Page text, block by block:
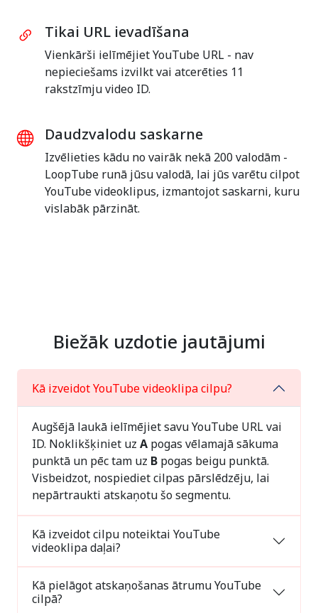
Tikai URL ievadīšana
Vienkārši ielīmējiet YouTube URL - nav
nepieciešams izvilkt vai atcerēties 11
rakstzīmju video ID.
Daudzvalodu saskarne
Izvēlieties kādu no vairāk nekā 200 valodām -
LoopTube runā jūsu valodā, lai jūs varētu cilpot
YouTube videoklipus, izmantojot saskarni, kuru
vislabāk pārzināt.
Biežāk uzdotie jautājumi
Kā izveidot YouTube videoklipa cilpu?
Augšējā laukā ielīmējiet savu YouTube URL vai
ID. Noklikšķiniet uz A pogas vēlamajā sākuma
punktā un pēc tam uz B pogas beigu punktā.
Visbeidzot, nospiediet cilpas pārslēdzēju, lai
nepārtraukti atskaņotu šo segmentu.
Kā izveidot cilpu noteiktai YouTube
videoklipa daļai?
Kā pielāgot atskaņošanas ātrumu YouTube
cilpā?